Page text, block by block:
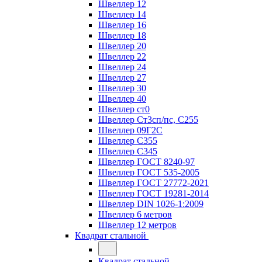
Швеллер 12
Швеллер 14
Швеллер 16
Швеллер 18
Швеллер 20
Швеллер 22
Швеллер 24
Швеллер 27
Швеллер 30
Швеллер 40
Швеллер ст0
Швеллер Ст3сп/пс, С255
Швеллер 09Г2С
Швеллер С355
Швеллер С345
Швеллер ГОСТ 8240-97
Швеллер ГОСТ 535-2005
Швеллер ГОСТ 27772-2021
Швеллер ГОСТ 19281-2014
Швеллер DIN 1026-1:2009
Швеллер 6 метров
Швеллер 12 метров
Квадрат стальной